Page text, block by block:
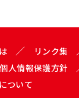
リンク集
個人情報保護方針
ついて